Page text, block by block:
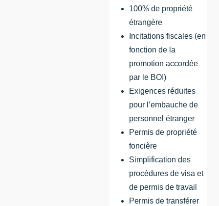
100% de propriété
étrangère
Incitations fiscales (en
fonction de la
promotion accordée
par le BOI)
Exigences réduites
pour l’embauche de
personnel étranger
Permis de propriété
foncière
Simplification des
procédures de visa et
de permis de travail
Permis de transférer